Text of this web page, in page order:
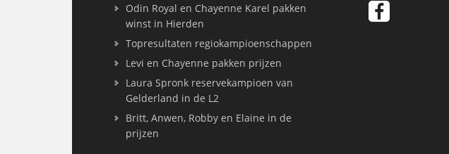
Odin Royal en Chayenne Karel pakken
winst in Hierden
Topresultaten regiokampioenschappen
Levi en Chayenne pakken prijzen
Laura Spronk reservekampioen van
Gelderland in de L2
Britt, Anwen, Robby en Elaine in de
prijzen